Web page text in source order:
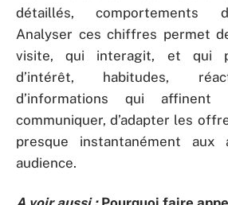
détaillés, comportements
Analyser ces chiffres permet
visite, qui interagit, et qui
d’intérêt, habitudes,
d’informations qui
communiquer, d’adapter les
presque instantanément
audience.